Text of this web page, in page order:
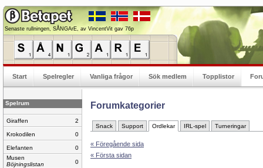
Senaste rullningen, SÅNGArE, av VincentVit gav 76p
Start Spelregler Vanliga frågor Sök medlem Topplistor
Spelrum
Giraffen 2
Krokodilen 0
Elefanten
0
Musen
Böjningslistan
0
Forumkategorier
Snack Support Ordlekar IRL-spel Turneringar
« Föregående sida
« Första sidan